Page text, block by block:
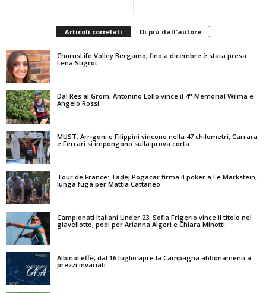
Articoli correlati Di più dall'autore
ChorusLife Volley Bergamo, fino a dicembre è stata presa
Lena Stigrot
Dal Res al Grom, Antonino Lollo vince il 4° Memorial Wilma e
Angelo Rossi
MUST: Arrigoni e Filippini vincono nella 47 chilometri, Carrara
e Ferrari si impongono sulla prova corta
Tour de France: Tadej Pogacar firma il poker a Le Markstein,
lunga fuga per Mattia Cattaneo
Campionati Italiani Under 23: Sofia Frigerio vince il titolo nel
giavellotto, podi per Arianna Algeri e Chiara Minotti
AlbinoLeffe, dal 16 luglio apre la Campagna abbonamenti a
prezzi invariati